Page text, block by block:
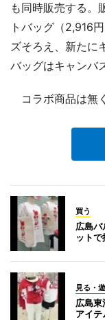
も同時販売する。
トバッグ（2,916
ズそろえ、新たに
バッグはキャンバ
コラボ商品は無
買う
広島
ットで
見る・
広島
アイテ